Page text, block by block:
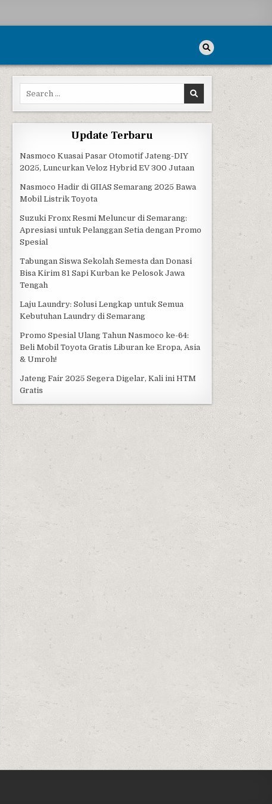
Search for:
Update Terbaru
Nasmoco Kuasai Pasar Otomotif Jateng-DIY
2025, Luncurkan Veloz Hybrid EV 300 Jutaan
Nasmoco Hadir di GIIAS Semarang 2025 Bawa
Mobil Listrik Toyota
Suzuki Fronx Resmi Meluncur di Semarang:
Apresiasi untuk Pelanggan Setia dengan Promo
Spesial
Tabungan Siswa Sekolah Semesta dan Donasi
Bisa Kirim 81 Sapi Kurban ke Pelosok Jawa
Tengah
Laju Laundry: Solusi Lengkap untuk Semua
Kebutuhan Laundry di Semarang
Promo Spesial Ulang Tahun Nasmoco ke-64:
Beli Mobil Toyota Gratis Liburan ke Eropa, Asia
& Umroh!
Jateng Fair 2025 Segera Digelar, Kali ini HTM
Gratis